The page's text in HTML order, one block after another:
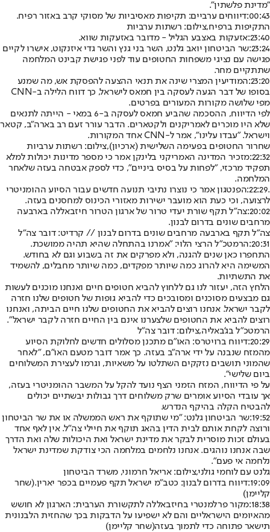
"מדינת פלשתין".
00:43: דיווחים ערביים: תקיפות מאסיביות של מסוקי קרב באזור רפיח.
התקיפות ברפיח,צילום: רשתות ערביות
23:40: אזעקות באצבע הגליל - מדובר באזעקות שווא.
23:24: שר הביטחון יואב גלנט, השר בני גנץ והשר גדי איזנקוט, אישרו לקיים
פגישה עם נציגי משפחות החטופים עוד לפני פגישת קבינט המלחמה
שתתקיים מחר.
23:20: המודיעין המצרי שינה את תנאי ההצעה להפסקת אש, מה שמנע
בסופו של דבר הגעה לעסקה בין חמאס לישראל, כך דווח הלילה ב-CNN
מפי שלושה מקורות המעורים בפרטים.
לפי הדיווח, ההסכמה שהביע חמאס לעסקה ב-6 במאי - הייתה לתנאים
שלא היו מוכרים לאמריקנים ולקטארים. הדבר עורר זעם רב בארה"ב, קטאר
וישראל. "עבדו עלינו", אמר ל-CNN אחד המקורות.
שחרור החטופים בפעימה השלישית (ארכיון),צילום: רשתות ערביות
22:32: מזכיר המדינה האמריקני בלינקן אמר כי מספר מדינות יכולות למלא
תפקיד מרכזי, "לפחות על בסיס ביניים", כדי לספק אבטחה בעזה שלאחר
המלחמה.
.22:29:
הפנטגון אמר כי נוצרו נתיבי תנועה חדשים עבור הסיוע ההומניטרי
לרצועה, וכי כעת הוא מועבר ישירות מאזורי הכינוס למחסנים בעזה.
20:02: צה"ל תקף שורת יעדי טרור של ארגון הטרור חיזבאללה בארבעה
מרחבים שונים בדרום לבנון.
צה"ל תקף בארבעה מרחבים שונים בדרום לבנון // קרדיט: דובר צה"ל
20:31: הרמטכ״ל הרצי הלוי: "אמרנו בהתחלה שהיא תהיה ממושכת.
התחפרו כאן שנים להגנה, ולא מפרקים את זה בשבוע וגם לא בחודש.
המשימה היא להרוג כמה שיותר מפקדים, כמה שיותר מחבלים, להשמיד
את התשתיות.
הלחץ הזה, יעזור לנו גם ללחוץ להביא חטופים חיים ואנחנו מוכנים לעשות
גם מבצעים מסוכנים ומסובכים כדי להביא גופות של חטופים שלנו חזרה
לקבר ישראל. אנחנו רוצים להביא את החטופים שלנו חיים הביתה, ואנחנו
רוצים להביא את החטופים שלצערנו אינם בין החיים חזרה לקבר ישראל".
הרמטכ"ל בג'באליה,צילום: דובר צה"ל
20:29: דיווח ברויטרס: האו"ם מתכנן מסלולים חדשים לחלוקת הסיוע
מהמזח שנבנה על ידי ארה"ב בעזה. כך אמר דובר מטעם האו״ם, ״לאחר
שהמוני תושבים נזקקים השתלטו על משאיות, וגרמו לעצירת המשלוחים
ביום שלישי״.
על פי הדיווח, המזח הזמני הצף נועד להקל על המשבר ההומניטרי בעזה,
אך עובדי הסיוע אומרים שרק משלוחים דרך גבולות יבשתיים יכולים
להבטיח הקלה בהיקף הנדרש.
19:52: שר הביטחון גלנט: "מי שתוקף את ראש הממשלה או את שר הביטחון
ורוצה לקחת אותם לבית הדין בהאג תוקף את חיילי צה"ל. אין לאף אחד
בעולם זכות מוסרית לבקר את מדינת ישראל ואת היכולות שלה ואת הדרך
שבה אנחנו נוהגים. אנחנו נלחמים במלחמה הכי צודקת שמדינת ישראל
נלחמה אי פעם".
גלנט עם לוחמי גולני,צילום: אריאל חרמוני, משרד הביטחון
19:09: דיווח בדרום לבנון: כטב"מ ישראל תקף פעמיים בכפר יארין.(שחר
קליימן)
18:38: מקור פרלמנטרי בחיזבאללה לתקשורת הערבית: הארגון לא חושש
מהאיומים הישראליים והם לא ישפיעו על הדבקות בכך שהחזית הלבנונית
תישאר פתוחה כדי לתמוך בעזה(שחר קליימן)